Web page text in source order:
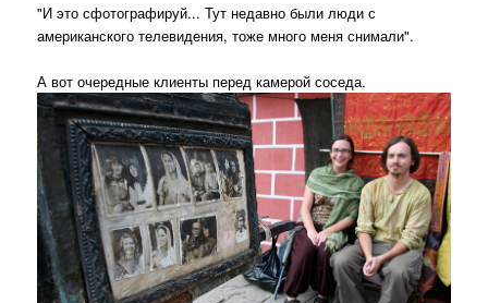
"И это сфотографируй... Тут недавно были люди с
американского телевидения, тоже много меня снимали".
А вот очередные клиенты перед камерой соседа.